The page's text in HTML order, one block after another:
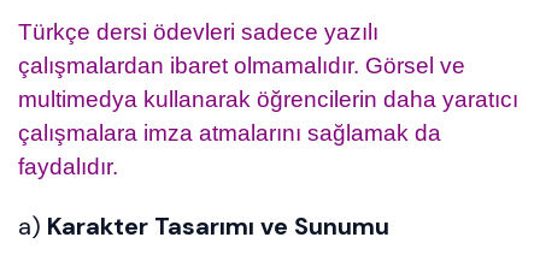
Türkçe dersi ödevleri sadece yazılı
çalışmalardan ibaret olmamalıdır. Görsel ve
multimedya kullanarak öğrencilerin daha yaratıcı
çalışmalara imza atmalarını sağlamak da
faydalıdır.
a) Karakter Tasarımı ve Sunumu